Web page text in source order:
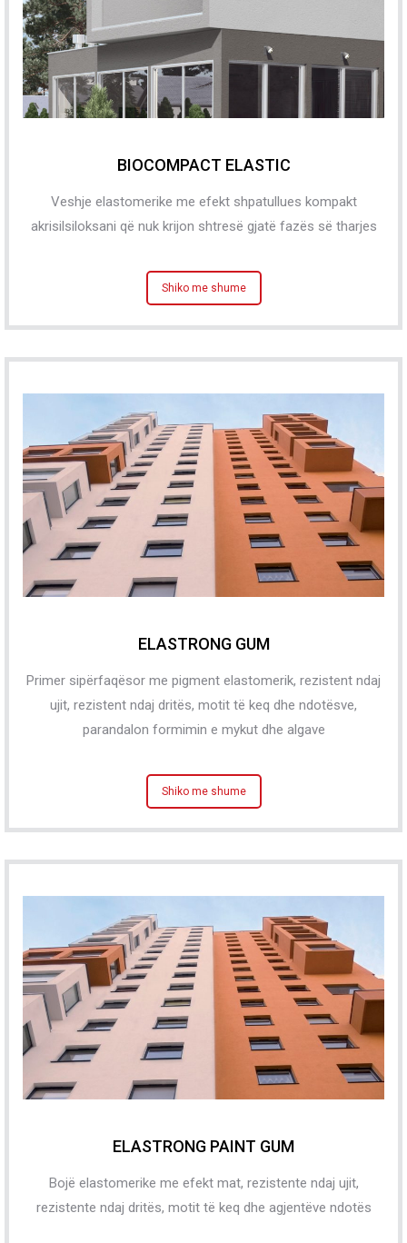
BIOCOMPACT ELASTIC
Veshje elastomerike me efekt shpatullues kompakt
akrisilsiloksani që nuk krijon shtresë gjatë fazës së tharjes
Shiko me shume
ELASTRONG GUM
Primer sipërfaqësor me pigment elastomerik, rezistent ndaj
ujit, rezistent ndaj dritës, motit të keq dhe ndotësve,
parandalon formimin e mykut dhe algave
Shiko me shume
ELASTRONG PAINT GUM
Bojë elastomerike me efekt mat, rezistente ndaj ujit,
rezistente ndaj dritës, motit të keq dhe agjentëve ndotës